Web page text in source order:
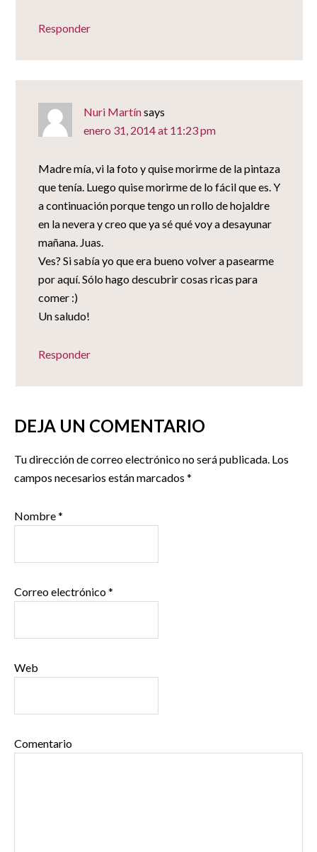
Responder
Nuri Martínsays
enero 31, 2014 at 11:23 pm
Madre mía, vi la foto y quise morirme de la pintaza
que tenía. Luego quise morirme de lo fácil que es. Y
a continuación porque tengo un rollo de hojaldre
en la nevera y creo que ya sé qué voy a desayunar
mañana. Juas.
Ves? Si sabía yo que era bueno volver a pasearme
por aquí. Sólo hago descubrir cosas ricas para
comer :)
Un saludo!
Responder
DEJA UN COMENTARIO
Tu dirección de correo electrónico no será publicada. Los
campos necesarios están marcados *
Nombre*
Correo electrónico*
Web
Comentario